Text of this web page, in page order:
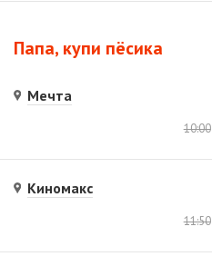
Папа, купи пёсика
Мечта
10:00
Киномакс
11:50